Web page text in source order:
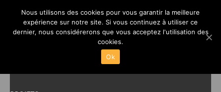
ATELIER RELAIS –
BOISGERVILLY (35)
Dans le cadre du renforcement de l’attractivité et
Nous utilisons des cookies pour vous garantir la meilleure
expérience sur notre site. Si vous continuez à utiliser ce
dernier, nous considérerons que vous acceptez l'utilisation des
cookies.
Ok